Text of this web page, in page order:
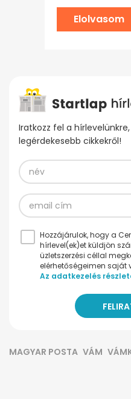
Elolvasom
Iratkozz fel a
legérdekesebb cikkekről!
Hozzájárulok, hogy a
hírlevel(ek)et küldjön
üzletszerzési céllal
elérhetőségeimen saját
Az adatkezelés
MAGYAR POSTA VÁM